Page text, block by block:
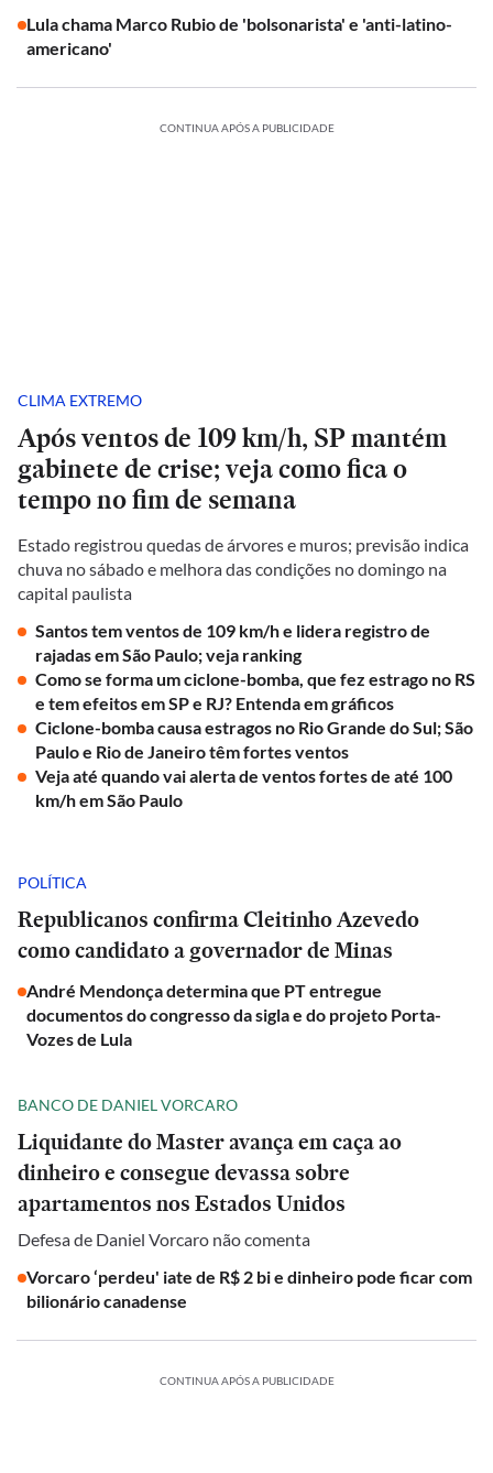
Lula chama Marco Rubio de 'bolsonarista' e 'anti-latino-
americano'
CONTINUA APÓS A PUBLICIDADE
CLIMA EXTREMO
Após ventos de 109 km/h, SP mantém
gabinete de crise; veja como fica o
tempo no fim de semana
Estado registrou quedas de árvores e muros; previsão indica
chuva no sábado e melhora das condições no domingo na
capital paulista
Santos tem ventos de 109 km/h e lidera registro de
rajadas em São Paulo; veja ranking
Como se forma um ciclone-bomba, que fez estrago no RS
e tem efeitos em SP e RJ? Entenda em gráficos
Ciclone-bomba causa estragos no Rio Grande do Sul; São
Paulo e Rio de Janeiro têm fortes ventos
Veja até quando vai alerta de ventos fortes de até 100
km/h em São Paulo
POLÍTICA
Republicanos confirma Cleitinho Azevedo
como candidato a governador de Minas
André Mendonça determina que PT entregue
documentos do congresso da sigla e do projeto Porta-
Vozes de Lula
BANCO DE DANIEL VORCARO
Liquidante do Master avança em caça ao
dinheiro e consegue devassa sobre
apartamentos nos Estados Unidos
Defesa de Daniel Vorcaro não comenta
Vorcaro ‘perdeu' iate de R$ 2 bi e dinheiro pode ficar com
bilionário canadense
CONTINUA APÓS A PUBLICIDADE